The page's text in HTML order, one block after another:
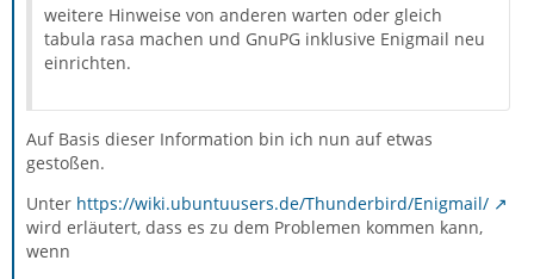
weitere Hinweise von anderen warten oder gleich
tabula rasa machen und GnuPG inklusive Enigmail neu
einrichten.
Auf Basis dieser Information bin ich nun auf etwas
gestoßen.
Unter https://wiki.ubuntuusers.de/Thunderbird/Enigmail/
wird erläutert, dass es zu dem Problemen kommen kann,
wenn